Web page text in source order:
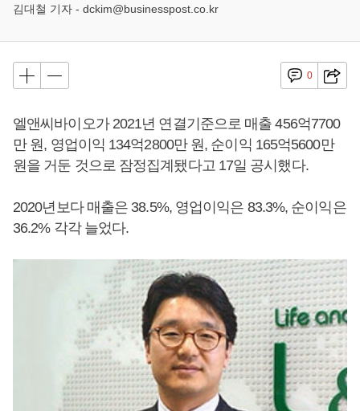
김대철 기자 - dckim@businesspost.co.kr
0
엘앤씨바이오가 2021년 연결기준으로 매출 456억7700
만 원, 영업이익 134억2800만 원, 순이익 165억5600만
원을 거둔 것으로 잠정집계됐다고 17일 공시했다.
2020년보다 매출은 38.5%, 영업이익은 83.3%, 순이익은
36.2% 각각 늘었다.